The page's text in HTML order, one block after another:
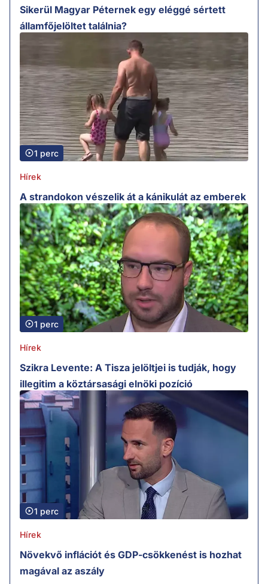
Sikerül Magyar Péternek egy eléggé sértett
államfőjelöltet találnia?
1 perc
Hírek
A strandokon vészelik át a kánikulát az emberek
1 perc
Hírek
Szikra Levente: A Tisza jelöltjei is tudják, hogy
illegitim a köztársasági elnöki pozíció
1 perc
Hírek
Növekvő inflációt és GDP-csökkenést is hozhat
magával az aszály